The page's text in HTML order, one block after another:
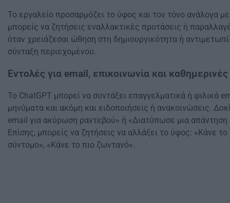
Το εργαλείο προσαρμόζει το ύφος και τον τόνο ανάλογα
μπορείς να ζητήσεις εναλλακτικές προτάσεις ή
όταν χρειάζεσαι ώθηση στη δημιουργικότητα ή
σύνταξη περιεχομένου.
Εντολές για email, επικοινωνία και
Το ChatGPT μπορεί να συντάξει επαγγελματικά ή φιλικά
μηνύματα και ακόμη και ειδοποιήσεις ή ανακοινώσεις.
email για ακύρωση ραντεβού» ή «Διατύπωσε μια
Επίσης, μπορείς να ζητήσεις να αλλάξει το ύφος: «Κάνε
σύντομο», «Κάνε το πιο ζωντανό».